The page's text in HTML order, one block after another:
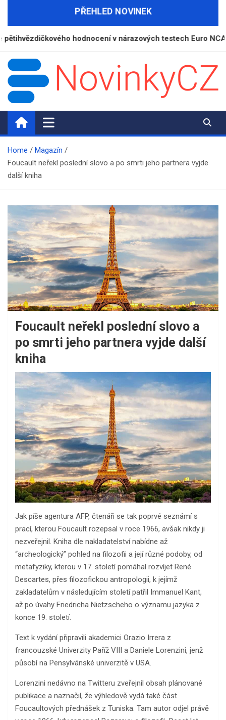
PŘEHLED NOVINEK
hodnocení v nárazových testech Euro NCAP
NovinkyCZ.cz
Magazín novinek a informací
Home
Magazín
Foucault neřekl poslední slovo a po smrti jeho partnera vyjde
další kniha
Foucault neřekl poslední slovo a
po smrti jeho partnera vyjde další
kniha
Jak píše agentura AFP, čtenáři se tak poprvé seznámí s
prací, kterou Foucault rozepsal v roce 1966, avšak nikdy ji
nezveřejnil. Kniha dle nakladatelství nabídne až
“archeologický” pohled na filozofii a její různé podoby, od
metafyziky, kterou v 17. století pomáhal rozvíjet René
Descartes, přes filozofickou antropologii, k jejímž
zakladatelům v následujícím století patřil Immanuel Kant,
až po úvahy Friedricha Nietzscheho o významu jazyka z
konce 19. století.
Text k vydání připravili akademici Orazio Irrera z
francouzské Univerzity Paříž VIII a Daniele Lorenzini, jenž
působí na Pensylvánské univerzitě v USA.
Lorenzini nedávno na Twitteru zveřejnil obsah plánované
publikace a naznačil, že výhledově vydá také část
Foucaultových přednášek z Tuniska. Tam autor odjel právě